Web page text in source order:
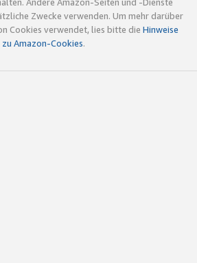
Andere Amazon-Seiten und -Dienste
Zwecke verwenden. Um mehr darüber
Cookies verwendet, lies bitte die Hinweise
zu Amazon-Cookies.